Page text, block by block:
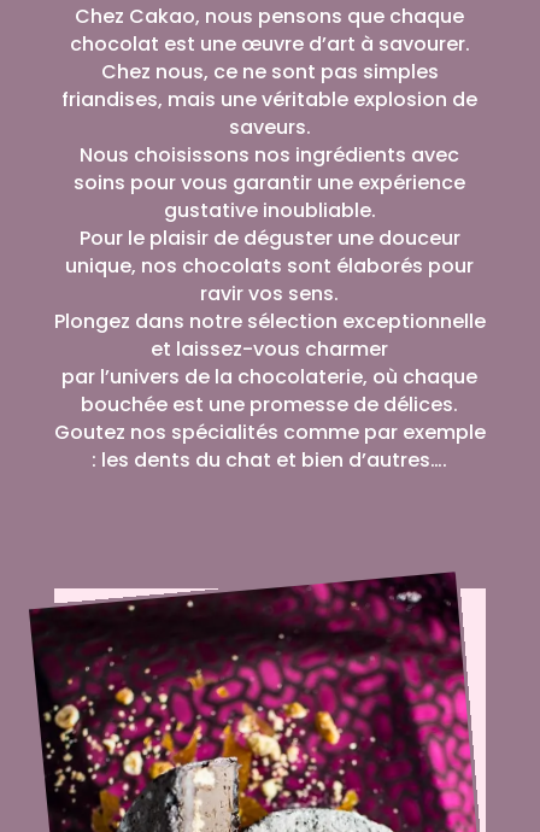
Chez Cakao, nous pensons que chaque
chocolat est une œuvre d’art à savourer.
Chez nous, ce ne sont pas simples
friandises, mais une véritable explosion de
saveurs.
Nous choisissons nos ingrédients avec
soins pour vous garantir une expérience
gustative inoubliable.
Pour le plaisir de déguster une douceur
unique, nos chocolats sont élaborés pour
ravir vos sens.
Plongez dans notre sélection exceptionnelle
et laissez-vous charmer
par l’univers de la chocolaterie, où chaque
bouchée est une promesse de délices.
Goutez nos spécialités comme par exemple
: les dents du chat et bien d’autres….